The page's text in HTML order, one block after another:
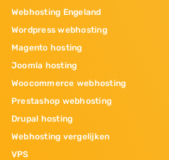
Webhosting Engeland
Wordpress webhosting
Magento hosting
Joomla hosting
Woocommerce webhosting
Prestashop webhosting
Drupal hosting
Webhosting vergelijken
VPS